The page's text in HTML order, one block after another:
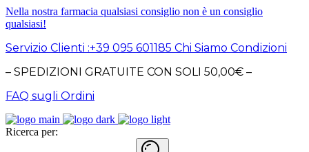
Nella nostra farmacia qualsiasi consiglio non è un consiglio
qualsiasi!
Servizio Clienti :+39 095 601185 Chi Siamo Condizioni
– SPEDIZIONI GRATUITE CON SOLI 50,00€ –
FAQ sugli Ordini
Ricerca per: